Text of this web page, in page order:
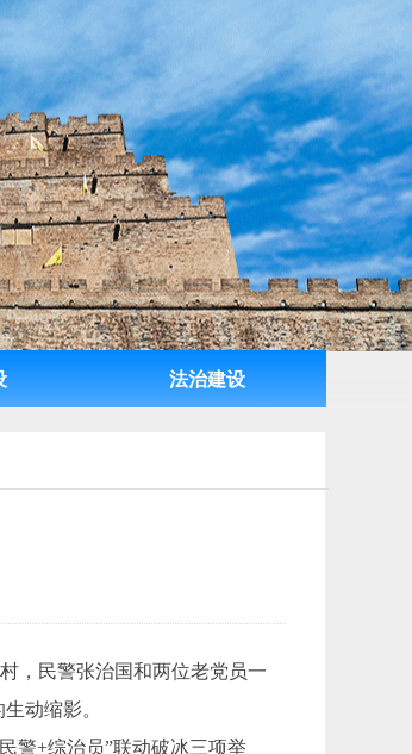
法治建设
，民警张治国和两位老党员一
动缩影。
警+综治员”联动破冰三项举